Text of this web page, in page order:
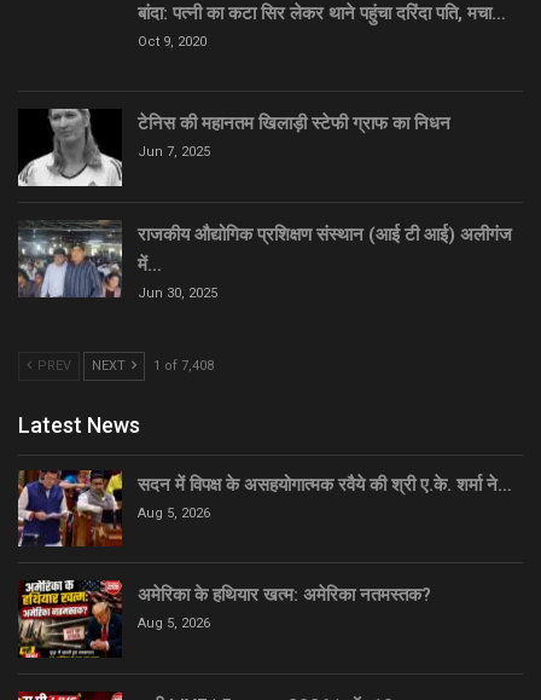
बांदा: पत्नी का कटा सिर लेकर थाने पहुंचा दरिंदा पति, मचा…
Oct 9, 2020
टेनिस की महानतम खिलाड़ी स्टेफी ग्राफ का निधन
Jun 7, 2025
राजकीय औद्योगिक प्रशिक्षण संस्थान (आई टी आई) अलीगंज
में…
Jun 30, 2025
PREV NEXT 1 of 7,408
Latest News
सदन में विपक्ष के असहयोगात्मक रवैये की श्री ए.के. शर्मा ने…
Aug 5, 2026
अमेरिका के हथियार खत्म: अमेरिका नतमस्तक?
Aug 5, 2026